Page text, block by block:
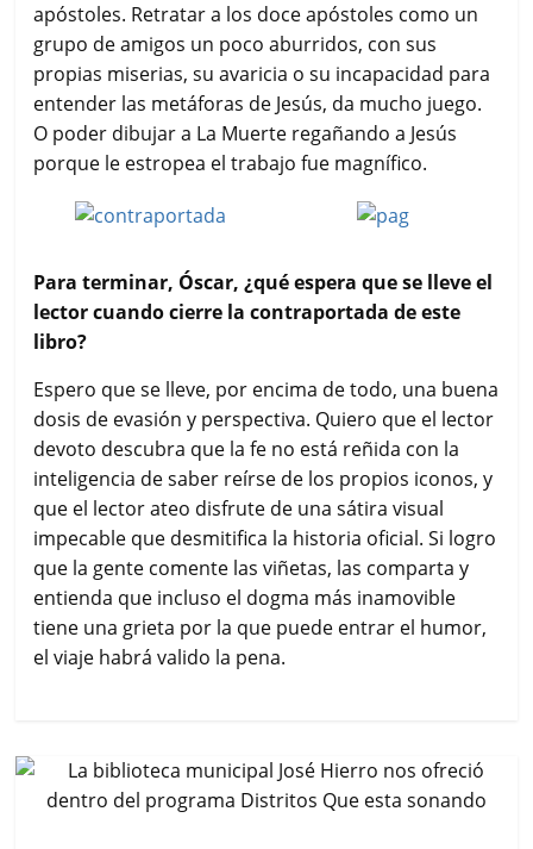
apóstoles. Retratar a los doce apóstoles como un
grupo de amigos un poco aburridos, con sus
propias miserias, su avaricia o su incapacidad para
entender las metáforas de Jesús, da mucho juego.
O poder dibujar a La Muerte regañando a Jesús
porque le estropea el trabajo fue magnífico.
Para terminar, Óscar, ¿qué espera que se lleve el
lector cuando cierre la contraportada de este
libro?
Espero que se lleve, por encima de todo, una buena
dosis de evasión y perspectiva. Quiero que el lector
devoto descubra que la fe no está reñida con la
inteligencia de saber reírse de los propios iconos, y
que el lector ateo disfrute de una sátira visual
impecable que desmitifica la historia oficial. Si logro
que la gente comente las viñetas, las comparta y
entienda que incluso el dogma más inamovible
tiene una grieta por la que puede entrar el humor,
el viaje habrá valido la pena.